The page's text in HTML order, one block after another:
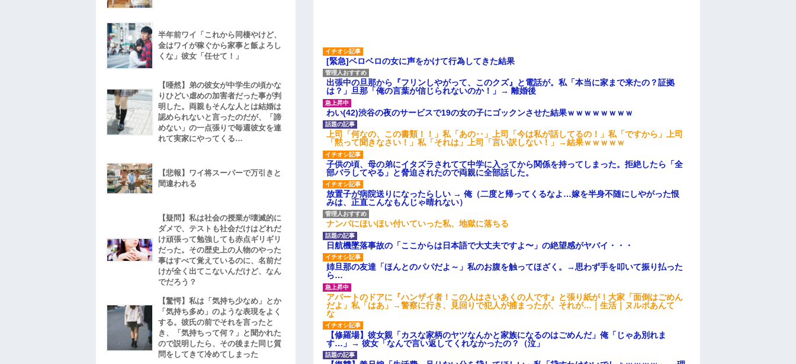
[緊急]ベロベロの女に声をかけて行為してきた結果
出張中の旦那から『フリンしやがって、このクズ』と電話が。私「本当に家まで来たの？証拠
は？」旦那「俺の言葉が信じられないのか！」→ 離婚後
わい(42)渋谷の夜のサービスで19の女の子にゴックンさせた結果ｗｗｗｗｗｗｗｗ
上司「何なの、この書類！！」私「あの‥」上司「今は私が話してるの！」私「ですから」上司
「黙って聞きなさい！」私「それは」上司「言い訳しない！」→結果ｗｗｗｗｗ
子供の頃、母の弟にイタズラされてて中学に入ってから関係を持ってしまった。拒絶したら「全
部バラしてやる」と脅迫されたので両親に全部話した。
放置子が病院送りになったらしい → 俺（二度と帰ってくるなよ…嫁を半身不随にしやがった恨
みは、正直こんなもんじゃ晴れない）
ナンパにほいほい付いていった私、地獄に落ちる
日航機墜落事故の「ここからは日本語で大丈夫ですよ〜」の絶望感がヤバイ・・・
姉旦那の友達「ほんとのパパだよ～」私のお腹を触ってほざく。→思わず手を叩いて振り払った
ら…
アパートのドアに『ハンザイ者！この人はさいあくの人です』と張り紙が！大家「面倒はごめん
だよ」私「はあ」→警察に行き、見回りで犯人が捕まったが、それが…｜生活｜ヌルポあんて
な
【修羅場】彼女親「カスな家柄のヤツなんかと家族になるのはごめんだ」俺「じゃあ別れま
す…」→ 彼女「なんで言い返してくれなかったの？（泣」
半年前ワイ「これから同棲やけど、
金はワイが稼ぐから家事と飯よろし
くな」彼女「任せて！」
【唖然】弟の彼女が中学生の頃かな
りひどい虐めの加害者だった事が判
明した。両親もそんな人とは結婚は
認められないと言ったのだが、「諦
めない」の一点張りで毎週彼女を連
れて実家にやってくる…
【悲報】ワイ将スーパーで万引きと
間違われる
【疑問】私は社会の授業が壊滅的に
ダメで、テストも社会だけはどれだ
け頑張って勉強しても赤点ギリギリ
だった。その歴史上の人物のやった
事はすべて覚えているのに、名前だ
けが全く出てこないんだけど、なん
でだろう？
【驚愕】私は「気持ち少なめ」とか
「気持ち多め」のような表現をよく
する。彼氏の前でそれを言ったと
き、「気持ちって何？」と聞かれた
ので説明したら、その後また同じ質
問をしてきて冷めてしまった